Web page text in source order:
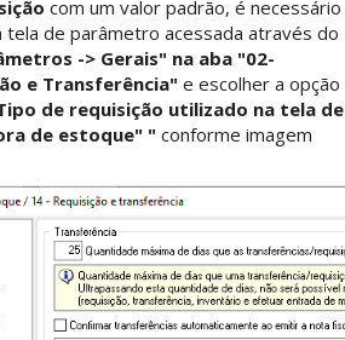
com um valor padrão, é necessário
tela de parâmetro acessada através do
-> Gerais" na aba "02-
e Transferência" e escolher a opção
de requisição utilizado na tela de
de estoque" " conforme imagem